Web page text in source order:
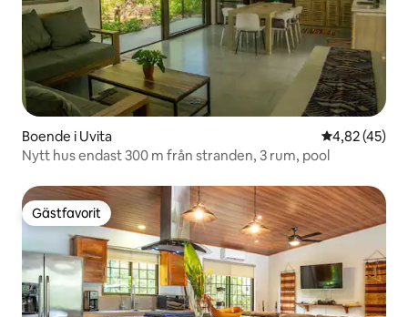
Boende i Uvita 4,82 av 5 i
4,82 (45)
Nytt hus endast 300 m från stranden, 3 rum, pool
Gästfavorit
Gästfavorit